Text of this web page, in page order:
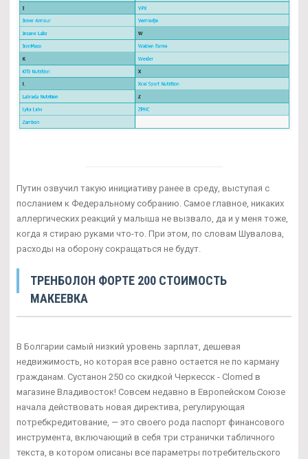
Путин озвучил такую инициативу ранее в среду, выступая с
посланием к Федеральному собранию. Самое главное, никаких
аллергических реакций у малыша не вызвало, да и у меня тоже,
когда я стираю руками что-то. При этом, по словам Шувалова,
расходы на оборону сокращаться не будут.
ТРЕНБОЛОН ФОРТЕ 200 СТОИМОСТЬ
МАКЕЕВКА
В Болгарии самый низкий уровень зарплат, дешевая
недвижимость, но которая все равно остается не по карману
гражданам. Сустанон 250 со скидкой Черкесск - Clomed в
магазине Владивосток! Совсем недавно в Европейском Союзе
начала действовать новая директива, регулирующая
потребкредитование, — это своего рода паспорт финансового
инструмента, включающий в себя три странички табличного
текста, в котором описаны все параметры потребительского